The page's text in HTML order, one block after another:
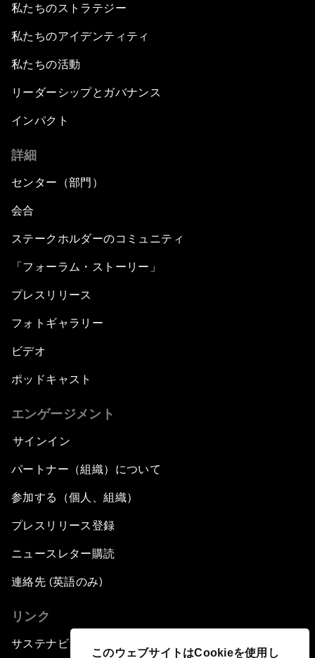
このウェブサイトはCookieを使用し
私たちのストラテジー
私たちのアイデンティティ
私たちの活動
リーダーシップとガバナンス
インパクト
詳細
センター（部門）
会合
ステークホルダーのコミュニティ
「フォーラム・ストーリー」
プレスリリース
フォトギャラリー
ビデオ
ポッドキャスト
エンゲージメント
サインイン
パートナー（組織）について
参加する（個人、組織）
プレスリリース登録
ニュースレター購読
連絡先 (英語のみ)
リンク
サステナビリティへの取り組み